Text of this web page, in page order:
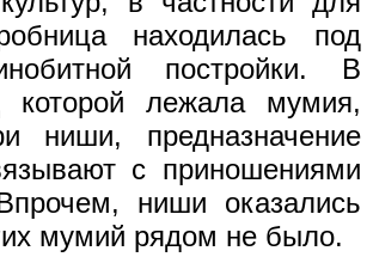
находилась под
постройки. В
которой лежала мумия,
ниши, предназначение
с приношениями
ниши оказались
мумий рядом не было.